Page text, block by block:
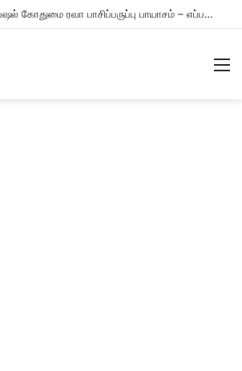
ஆடி வெள்ளி ஸ்பெஷல் கோதுமை ரவா பாசிப்பருப்பு பாயாசம் – எப்படி செய்யணும் தெரியுமா?